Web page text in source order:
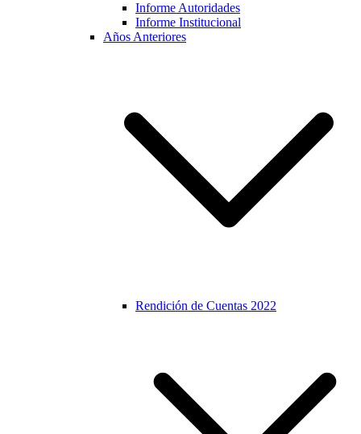
Informe Autoridades
Informe Institucional
Años Anteriores
Rendición de Cuentas 2022